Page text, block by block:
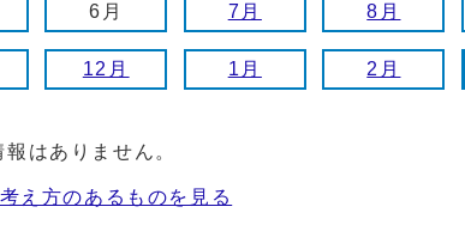
6月 7月 8月
12月 1月 2月
はありません。
え方のあるものを見る